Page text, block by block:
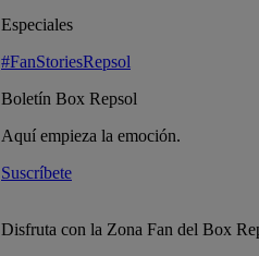
Especiales
#FanStoriesRepsol
Boletín Box Repsol
Aquí empieza la emoción.
Suscríbete
Disfruta con la Zona Fan del Box